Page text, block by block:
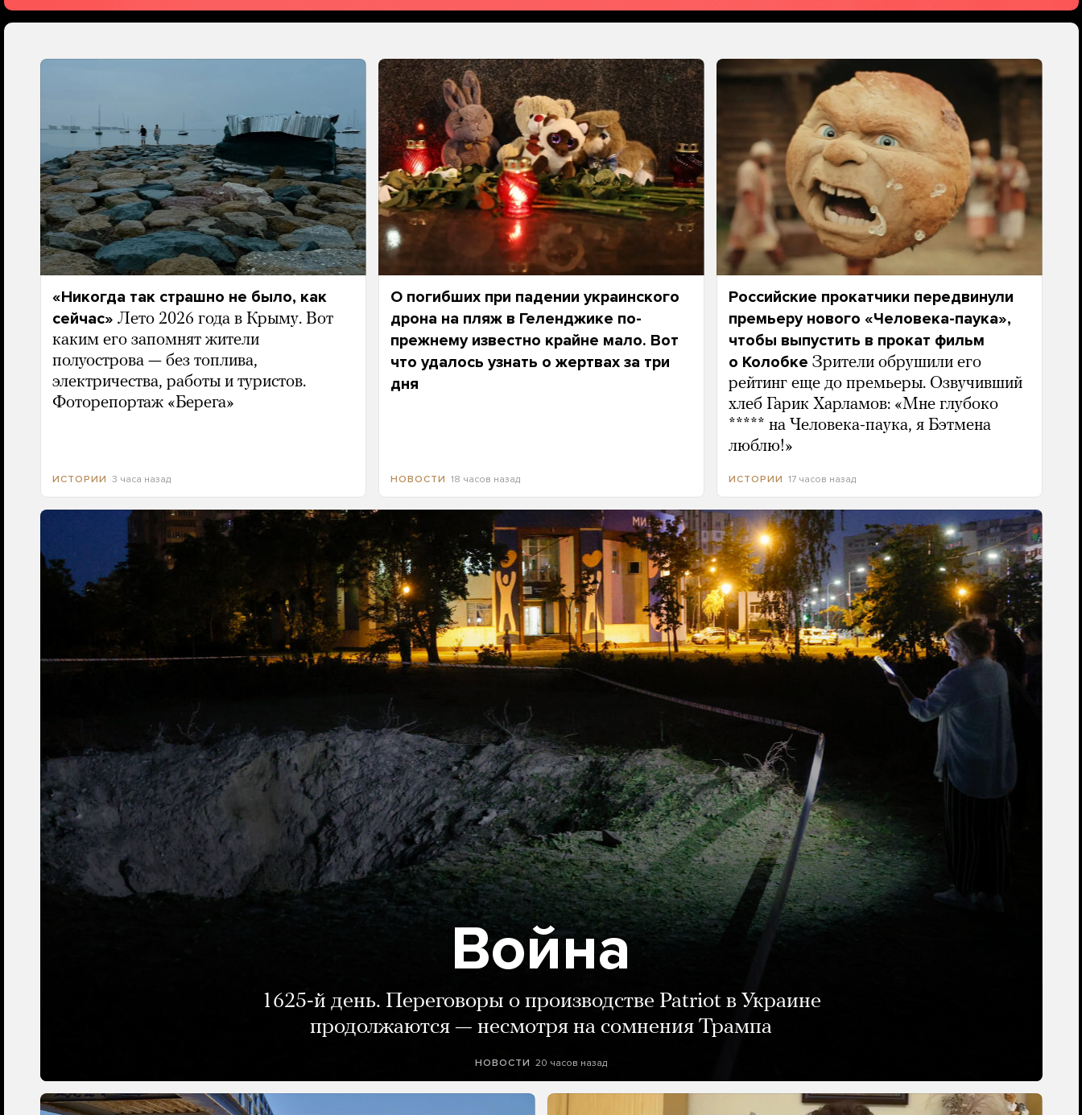
«Никогда так страшно не было, как
сейчас» Лето 2026 года в Крыму. Вот
каким его запомнят жители
полуострова — без топлива,
электричества, работы и туристов.
Фоторепортаж «Берега»
ИСТОРИИ 3 часа назад
О погибших при падении украинского
дрона на пляж в Геленджике по-
прежнему известно крайне мало. Вот
что удалось узнать о жертвах за три
дня
НОВОСТИ 18 часов назад
Российские прокатчики передвинули
премьеру нового «Человека-паука»,
чтобы выпустить в прокат фильм
о Колобке Зрители обрушили его
рейтинг еще до премьеры. Озвучивший
хлеб Гарик Харламов: «Мне глубоко
***** на Человека-паука, я Бэтмена
люблю!»
ИСТОРИИ 17 часов назад
Война
1625-й день. Переговоры о производстве Patriot в Украине
продолжаются — несмотря на сомнения Трампа
НОВОСТИ 20 часов назад